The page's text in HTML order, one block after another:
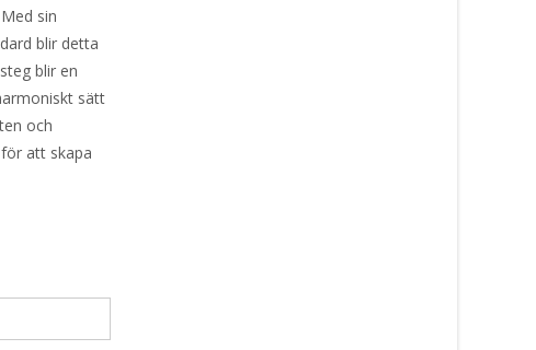
sin
blir detta
blir en
sätt
och
att skapa